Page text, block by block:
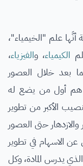
علم "الخيمياء"،
الكيمياء، والفيزياء،
بعد خلال العصور
هم أول من يضع له
الأكبر من تطوير
حتى العصور
الاسهام في تطوير
يدرس المادة، وكل